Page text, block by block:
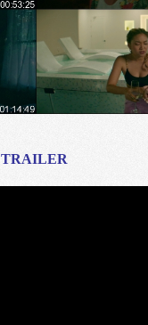
TRAILER